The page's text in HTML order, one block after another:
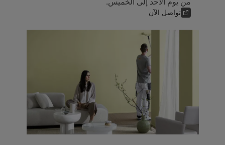
تواصل الآن